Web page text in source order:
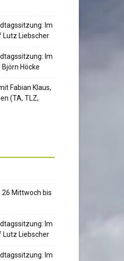
Im
Lutz Liebscher
Im
Höcke
Fabian Klaus,
(TA, TLZ,
Mittwoch bis
Im
Lutz Liebscher
Im